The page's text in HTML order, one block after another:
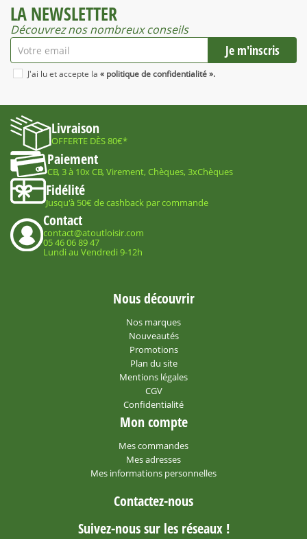
LA NEWSLETTER
Découvrez nos nombreux conseils
J'ai lu et accepte la « politique de confidentialité ».
Livraison
OFFERTE DÈS 80€*
Paiement
CB, 3 à 10x CB, Virement, Chèques, 3xChèques
Fidélité
Jusqu'à 50€ de cashback par commande
Contact
contact@atoutloisir.com
05 46 06 89 47
Lundi au Vendredi 9-12h
Nous découvrir
Nos marques
Nouveautés
Promotions
Plan du site
Mentions légales
CGV
Confidentialité
Mon compte
Mes commandes
Mes adresses
Mes informations personnelles
Contactez-nous
Suivez-nous sur les réseaux !